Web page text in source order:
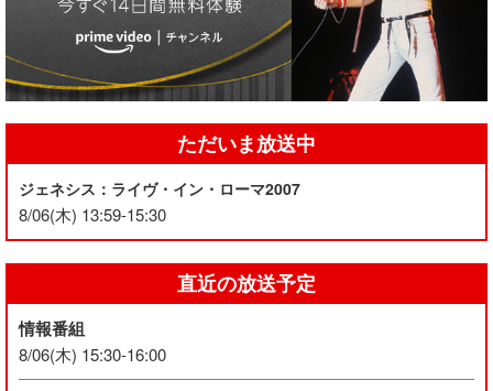
ただいま放送中
ジェネシス：ライヴ・イン・ローマ2007
8/06(木) 13:59-15:30
直近の放送予定
情報番組
8/06(木) 15:30-16:00